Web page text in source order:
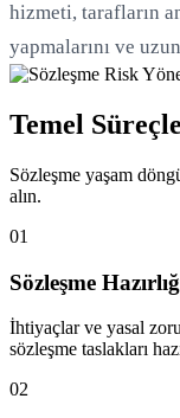
hizmeti, tarafların
yapmalarını ve
Temel
Sözleşme yaşam
alın.
01
Sözleşme
İhtiyaçlar ve yasal
sözleşme taslakları
02